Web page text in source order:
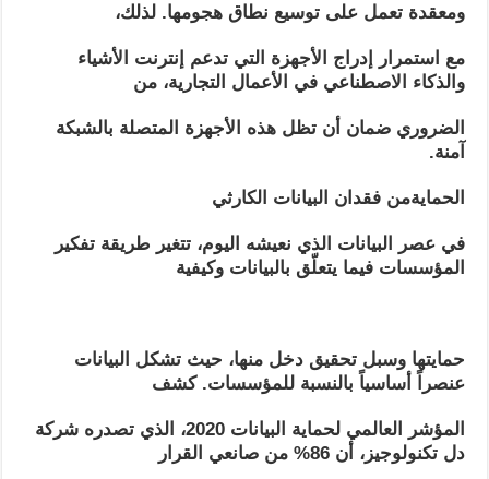
ومعقدة تعمل على توسيع نطاق هجومها. لذلك،
مع استمرار إدراج الأجهزة التي تدعم إنترنت الأشياء
والذكاء الاصطناعي في الأعمال التجارية، من
الضروري ضمان أن تظل هذه الأجهزة المتصلة بالشبكة
آمنة.
الحمايةمن فقدان البيانات الكارثي
في عصر البيانات الذي نعيشه اليوم، تتغير طريقة تفكير
المؤسسات فيما يتعلّق بالبيانات وكيفية
حمايتها وسبل تحقيق دخل منها، حيث تشكل البيانات
عنصراً أساسياً بالنسبة للمؤسسات. كشف
المؤشر العالمي لحماية البيانات 2020، الذي تصدره شركة
دل تكنولوجيز، أن 86% من صانعي القرار